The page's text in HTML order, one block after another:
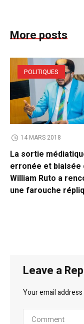
More posts
POLITIQUES
14 MARS 2018
La sortie
erronée et biaisée
William Ruto a
une farouche
Leave a
Your email